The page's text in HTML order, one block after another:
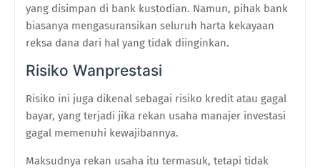
yang disimpan di bank kustodian. Namun, pihak bank
biasanya mengasuransikan seluruh harta kekayaan
reksa dana dari hal yang tidak diinginkan.
Risiko Wanprestasi
Risiko ini juga dikenal sebagai risiko kredit atau gagal
bayar, yang terjadi jika rekan usaha manajer investasi
gagal memenuhi kewajibannya.
Maksudnya rekan usaha itu termasuk, tetapi tidak